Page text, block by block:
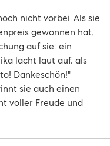
nicht vorbei. Als sie
gewonnen hat,
auf sie: ein
lacht laut auf, als
Dankeschön!"
sie auch einen
voller Freude und